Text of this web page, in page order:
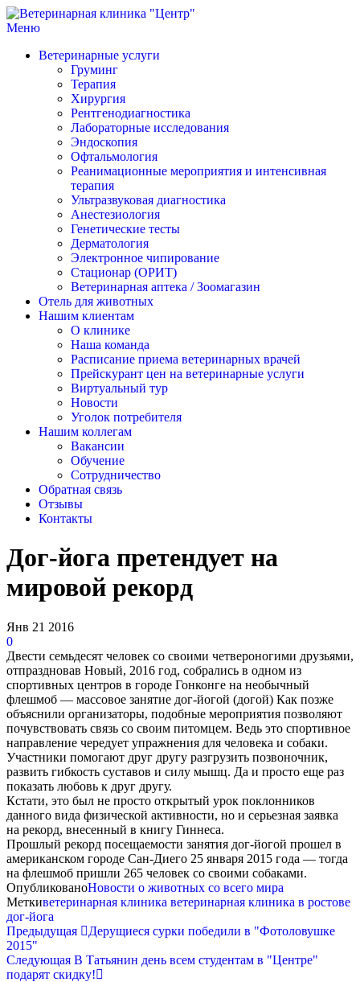
Меню
Ветеринарные услуги
Груминг
Терапия
Хирургия
Рентгенодиагностика
Лабораторные исследования
Эндоскопия
Офтальмология
Реанимационные мероприятия и интенсивная
терапия
Ультразвуковая диагностика
Анестезиология
Генетические тесты
Дерматология
Электронное чипирование
Стационар (ОРИТ)
Ветеринарная аптека / Зоомагазин
Отель для животных
Нашим клиентам
О клинике
Наша команда
Расписание приема ветеринарных врачей
Прейскурант цен на ветеринарные услуги
Виртуальный тур
Новости
Уголок потребителя
Нашим коллегам
Вакансии
Обучение
Сотрудничество
Обратная связь
Отзывы
Контакты
Дог-йога претендует на
мировой рекорд
Янв 21 2016
0
Двести семьдесят человек со своими четвероногими друзьями,
отпраздновав Новый, 2016 год, собрались в одном из
спортивных центров в городе Гонконге на необычный
флешмоб — массовое занятие дог-йогой (догой) Как позже
объяснили организаторы, подобные мероприятия позволяют
почувствовать связь со своим питомцем. Ведь это спортивное
направление чередует упражнения для человека и собаки.
Участники помогают друг другу разгрузить позвоночник,
развить гибкость суставов и силу мышц. Да и просто еще раз
показать любовь к друг другу.
Кстати, это был не просто открытый урок поклонников
данного вида физической активности, но и серьезная заявка
на рекорд, внесенный в книгу Гиннеса.
Прошлый рекорд посещаемости занятия дог-йогой прошел в
американском городе Сан-Диего 25 января 2015 года — тогда
на флешмоб пришли 265 человек со своими собаками.
ОпубликованоНовости о животных со всего мира
Меткиветеринарная клиника ветеринарная клиника в ростове
дог-йога
Предыдущая
Дерущиеся сурки победили в "Фотоловушке
2015"
Следующая В Татьянин день всем студентам в "Центре"
подарят скидку!